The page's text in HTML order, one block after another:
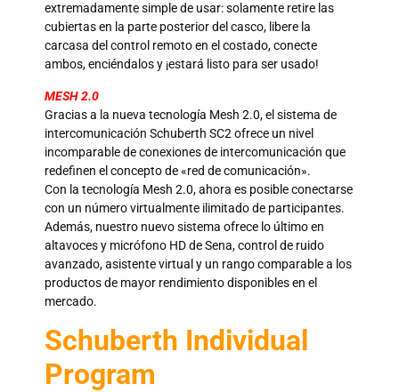
extremadamente simple de usar: solamente retire las
cubiertas en la parte posterior del casco, libere la
carcasa del control remoto en el costado, conecte
ambos, enciéndalos y ¡estará listo para ser usado!
MESH 2.0
Gracias a la nueva tecnología Mesh 2.0, el sistema de
intercomunicación Schuberth SC2 ofrece un nivel
incomparable de conexiones de intercomunicación que
redefinen el concepto de «red de comunicación».
Con la tecnología Mesh 2.0, ahora es posible conectarse
con un número virtualmente ilimitado de participantes.
Además, nuestro nuevo sistema ofrece lo último en
altavoces y micrófono HD de Sena, control de ruido
avanzado, asistente virtual y un rango comparable a los
productos de mayor rendimiento disponibles en el
mercado.
Schuberth Individual
Program